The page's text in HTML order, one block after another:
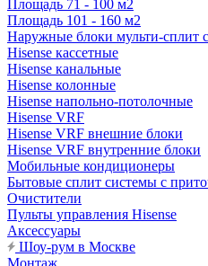
Площадь 71 - 100 м2
Площадь 101 - 160 м2
Наружные блоки мульти-сплит
Hisense кассетные
Hisense канальные
Hisense колонные
Hisense напольно-потолочные
Hisense VRF
Hisense VRF внешние блоки
Hisense VRF внутренние блоки
Мобильные кондиционеры
Бытовые сплит системы с
Очистители
Пульты управления Hisense
Аксессуары
Шоу-рум в Москве
Монтаж